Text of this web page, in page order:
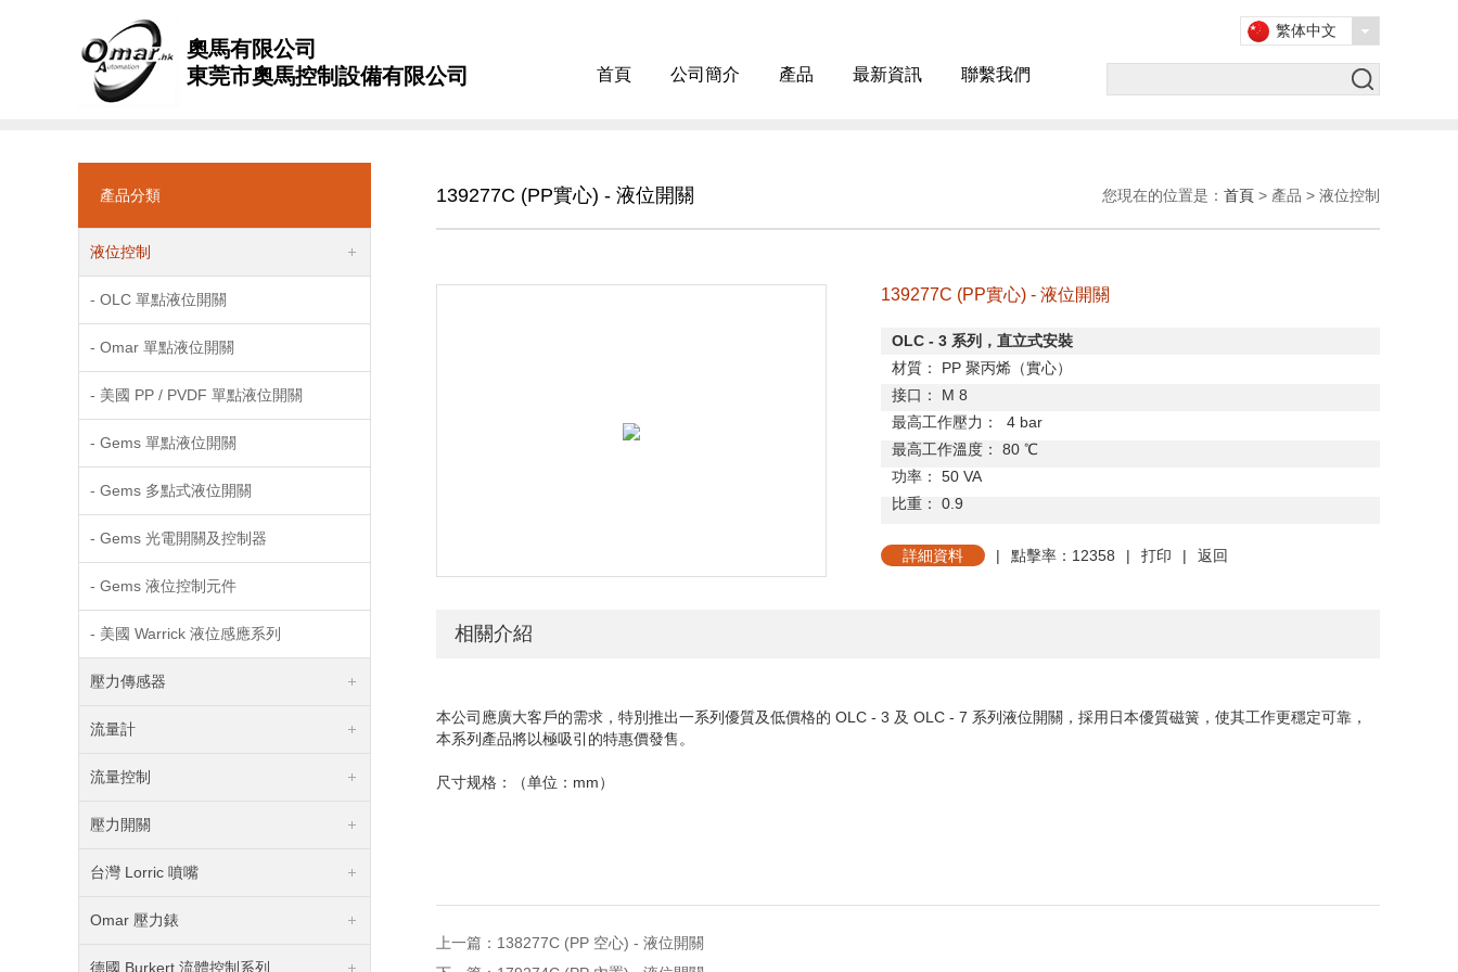
奧馬有限公司
東莞市奧馬控制設備有限公司
首頁 公司簡介 產品 最新資訊 聯繫我們
繁体中文
產品分類
液位控制
- OLC 單點液位開關
- Omar 單點液位開關
- 美國 PP / PVDF 單點液位開關
- Gems 單點液位開關
- Gems 多點式液位開關
- Gems 光電開關及控制器
- Gems 液位控制元件
- 美國 Warrick 液位感應系列
壓力傳感器
流量計
流量控制
壓力開關
台灣 Lorric 噴嘴
Omar 壓力錶
德國 Burkert 流體控制系列
139277C (PP實心) - 液位開關 您現在的位置是： 首頁 > 產品 > 液位控制
139277C (PP實心) - 液位開關
OLC - 3 系列，直立式安裝
材質： PP 聚丙烯（實心）
接口：
M 8
最高工作壓力：
4 bar
最高工作溫度：
80 ℃
功率：
50 VA
比重： 0.9
詳細資料 | 點擊率：12358 | 打印 | 返回
相關介紹
本公司應廣大客戶的需求，特別推出一系列優質及低價格的 OLC - 3 及 OLC - 7 系列液位開關，採用日本優質磁簧，使其工作更穩定可靠，
本系列產品將以極吸引的特惠價發售。
尺寸规格：（单位： mm）
上一篇： 138277C (PP 空心) - 液位開關